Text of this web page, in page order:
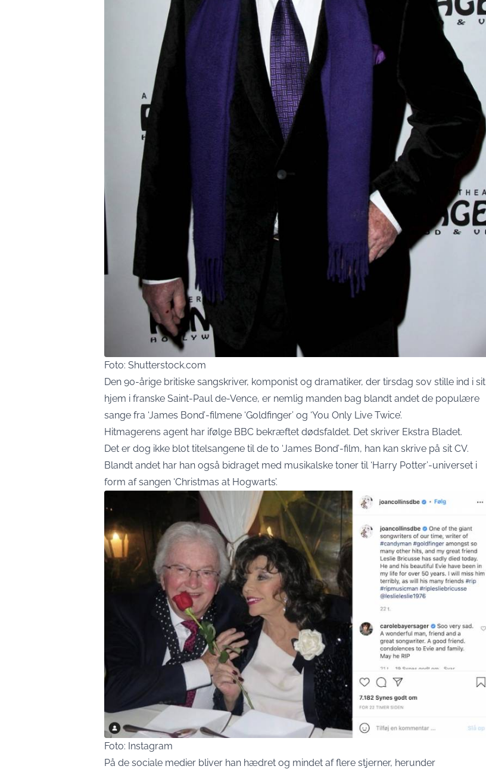
Foto: Shutterstock.com
Den 90-årige britiske sangskriver, komponist og dramatiker, der tirsdag sov stille ind i sit
hjem i franske Saint-Paul de-Vence, er nemlig manden bag blandt andet de populære
sange fra ‘James Bond’-filmene ‘Goldfinger’ og ‘You Only Live Twice’.
Hitmagerens agent har ifølge BBC bekræftet dødsfaldet. Det skriver Ekstra Bladet.
Det er dog ikke blot titelsangene til de to ‘James Bond’-film, han kan skrive på sit CV.
Blandt andet har han også bidraget med musikalske toner til ‘Harry Potter’-universet i
form af sangen ‘Christmas at Hogwarts’.
Foto: Instagram
På de sociale medier bliver han hædret og mindet af flere stjerner, herunder